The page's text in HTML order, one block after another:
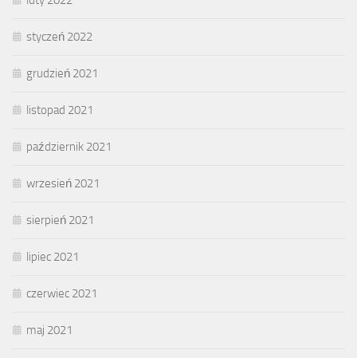
styczeń 2022
grudzień 2021
listopad 2021
październik 2021
wrzesień 2021
sierpień 2021
lipiec 2021
czerwiec 2021
maj 2021